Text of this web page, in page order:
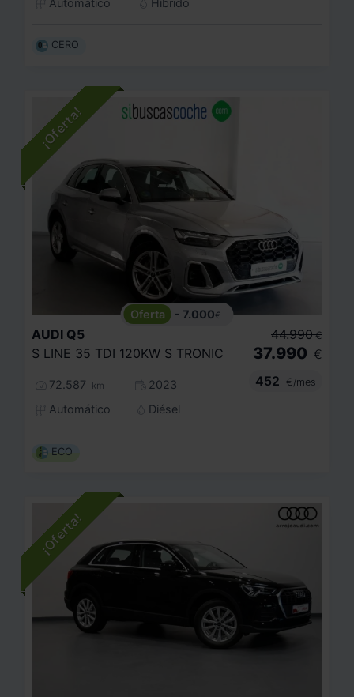
CERO
- 7.000€
AUDI Q5
S LINE 35 TDI 120KW S TRONIC
72.587 km
2023
Automático
Diésel
44.990 €
37.990 €
452
€/mes
ECO